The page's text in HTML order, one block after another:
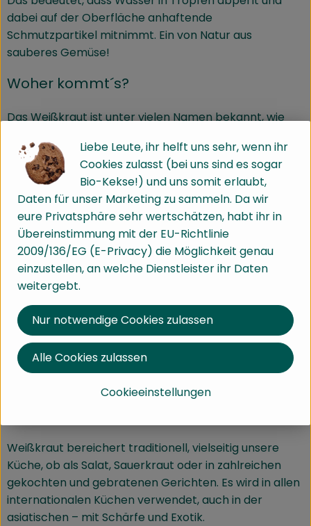
dabei auf der Oberfläche anhaftende
Schmutzpartikel mitnimmt. Ein von Natur aus
sauberes Gemüse!
Woher kommt´s?
Das Weißkraut ist unter vielen Namen bekannt, wie
Kappus, Kabis oder einfach nur Kraut. Er ist eine
Variante des Kopfkohls und ein Gemüse, das vor allem
im Herbst und Winter Saison hat da es sich gut lagern
lässt. Als zarteres Frühkraut ist es ab Juni, Juli bei uns
erhältlich.
Wie sieht´s aus?
Das Weißkraut wächst in unseren Gefilden traditionell
gut. Die Krautköpfe der Ökokiste sind besonders
nährstoffreich, da sie sehr langsam wachsen durften
und so alle Nährstoffe in sich aufnehmen konnten. Am
weitesten sind die runden Weißkohlsorten verbreitet,
nah verwandt sind aber auch der Spitzkohl und das
Weißkraut bereichert traditionell, vielseitig unsere
Küche, ob als Salat, Sauerkraut oder in zahlreichen
gekochten und gebratenen Gerichten. Es wird in allen
internationalen Küchen verwendet, auch in der
asiatischen – mit Schärfe und Exotik.
Liebe Leute, ihr helft uns sehr, wenn ihr
Cookies zulasst (bei uns sind es sogar
Bio-Kekse!) und uns somit erlaubt,
Daten für unser Marketing zu sammeln. Da wir
eure Privatsphäre sehr wertschätzen, habt ihr in
Übereinstimmung mit der EU-Richtlinie
2009/136/EG (E-Privacy) die Möglichkeit genau
einzustellen, an welche Dienstleister ihr Daten
weitergebt.
Cookieeinstellungen
Nur notwendige Cookies zulassen
Alle Cookies zulassen